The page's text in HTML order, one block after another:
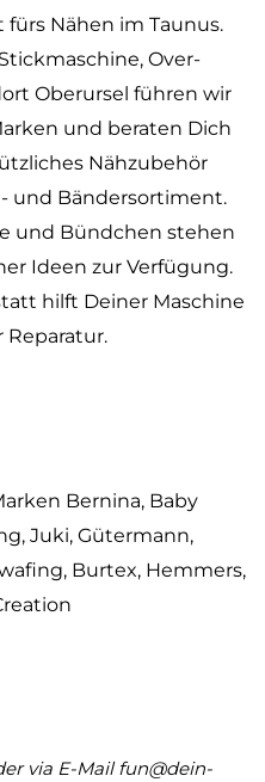
Nähen im Taunus.
Over-
Oberursel führen wir
und beraten Dich
Nähzubehör
und Bändersortiment.
und Bündchen stehen
Ideen zur Verfügung.
hilft Deiner Maschine
Reparatur.
Bernina, Baby
Juki, Gütermann,
Burtex, Hemmers,
via E-Mailfun@dein-